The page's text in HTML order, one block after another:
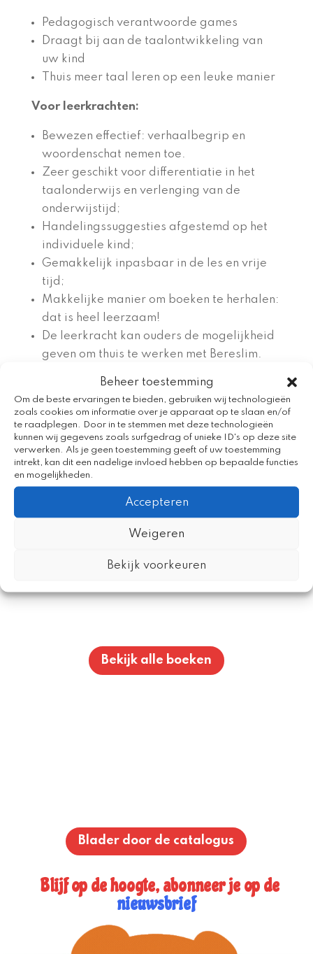
Beheer toestemming
Om de beste ervaringen te bieden, gebruiken wij technologieën
zoals cookies om informatie over je apparaat op te slaan en/of
te raadplegen. Door in te stemmen met deze technologieën
kunnen wij gegevens zoals surfgedrag of unieke ID's op deze site
verwerken. Als je geen toestemming geeft of uw toestemming
intrekt, kan dit een nadelige invloed hebben op bepaalde functies
en mogelijkheden.
Accepteren
Weigeren
Bekijk voorkeuren
Pedagogisch verantwoorde games
Draagt bij aan de taalontwikkeling van
uw kind
Thuis meer taal leren op een leuke manier
Voor leerkrachten:
Bewezen effectief: verhaalbegrip en
woordenschat nemen toe.
Zeer geschikt voor differentiatie in het
taalonderwijs en verlenging van de
onderwijstijd;
Handelingssuggesties afgestemd op het
individuele kind;
Gemakkelijk inpasbaar in de les en vrije
tijd;
Makkelijke manier om boeken te herhalen:
dat is heel leerzaam!
De leerkracht kan ouders de mogelijkheid
geven om thuis te werken met Bereslim.
Voor onderzoekers:
Alle Bereslimmodules worden ontwikkeld
op het Bereslimplatform;
Het Bereslimplatform is het ‘state of the
art’ meetinstrument voor longitudinaal
onderzoek naar de ontwikkeling van jonge
Het is webgebaseerd en op ieder
schaalniveau inzetbaar, variërend van
gebruikersgroep, waaronder honderden
Bekijk alle boeken
Blader door de catalogus
Blijf op de hoogte, abonneer je op de
nieuwsbrief